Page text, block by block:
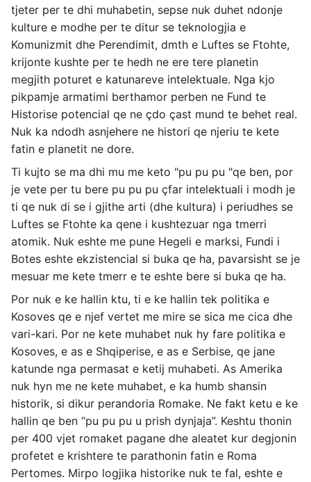
tjeter per te dhi muhabetin, sepse nuk duhet ndonje
kulture e modhe per te ditur se teknologjia e
Komunizmit dhe Perendimit, dmth e Luftes se Ftohte,
krijonte kushte per te hedh ne ere tere planetin
megjith poturet e katunareve intelektuale. Nga kjo
pikpamje armatimi berthamor perben ne Fund te
Historise potencial qe ne çdo çast mund te behet real.
Nuk ka ndodh asnjehere ne histori qe njeriu te kete
fatin e planetit ne dore.
Ti kujto se ma dhi mu me keto "pu pu pu "qe ben, por
je vete per tu bere pu pu pu çfar intelektuali i modh je
ti qe nuk di se i gjithe arti (dhe kultura) i periudhes se
Luftes se Ftohte ka qene i kushtezuar nga tmerri
atomik. Nuk eshte me pune Hegeli e marksi, Fundi i
Botes eshte ekzistencial si buka qe ha, pavarsisht se je
mesuar me kete tmerr e te eshte bere si buka qe ha.
Por nuk e ke hallin ktu, ti e ke hallin tek politika e
Kosoves qe e njef vertet me mire se sica me cica dhe
vari-kari. Por ne kete muhabet nuk hy fare politika e
Kosoves, e as e Shqiperise, e as e Serbise, qe jane
katunde nga permasat e ketij muhabeti. As Amerika
nuk hyn me ne kete muhabet, e ka humb shansin
historik, si dikur perandoria Romake. Ne fakt ketu e ke
hallin qe ben “pu pu pu u prish dynjaja”. Keshtu thonin
per 400 vjet romaket pagane dhe aleatet kur degjonin
profetet e krishtere te parathonin fatin e Roma
Pertomes. Mirpo logjika historike nuk te fal, eshte e